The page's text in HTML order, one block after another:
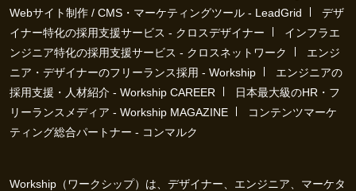
Webサイト制作 / CMS・マーケティングツール - LeadGrid
デザ
イナー特化の採用支援サービス - クロスデザイナー
インフラエ
ンジニア特化の採用支援サービス - クロスネットワーク
エンジ
ニア・デザイナーのフリーランス採用 - Workship
エンジニアの
採用支援・人材紹介 - Workship CAREER
日本最大級のHR・フ
リーランスメディア - Workship MAGAZINE
コンテンツマーケ
ティング総合パートナー - コンマルク
Workship（ワークシップ）は、デザイナー、エンジニア、マーケタ